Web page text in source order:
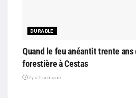
DURABLE
Quand le feu anéantit trente ans
forestière à Cestas
il y a 1 semaine